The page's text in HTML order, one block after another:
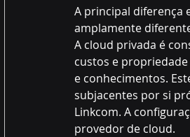
A principal diferença
amplamente
A cloud privada é
custos e
e conhecimentos.
subjacentes por si
Linkcom. A
provedor de cloud.